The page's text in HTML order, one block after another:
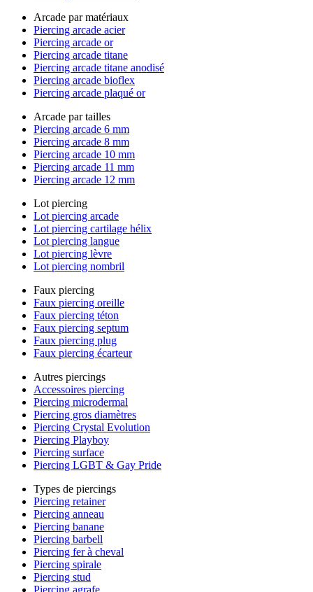
Arcade par matériaux
Piercing arcade acier
Piercing arcade or
Piercing arcade titane
Piercing arcade titane anodisé
Piercing arcade bioflex
Piercing arcade plaqué or
Arcade par tailles
Piercing arcade 6 mm
Piercing arcade 8 mm
Piercing arcade 10 mm
Piercing arcade 11 mm
Piercing arcade 12 mm
Lot piercing
Lot piercing arcade
Lot piercing cartilage hélix
Lot piercing langue
Lot piercing lèvre
Lot piercing nombril
Faux piercing
Faux piercing oreille
Faux piercing téton
Faux piercing septum
Faux piercing plug
Faux piercing écarteur
Autres piercings
Accessoires piercing
Piercing microdermal
Piercing gros diamètres
Piercing Crystal Evolution
Piercing Playboy
Piercing surface
Piercing LGBT & Gay Pride
Types de piercings
Piercing retainer
Piercing anneau
Piercing banane
Piercing barbell
Piercing fer à cheval
Piercing spirale
Piercing stud
Piercing agrafe